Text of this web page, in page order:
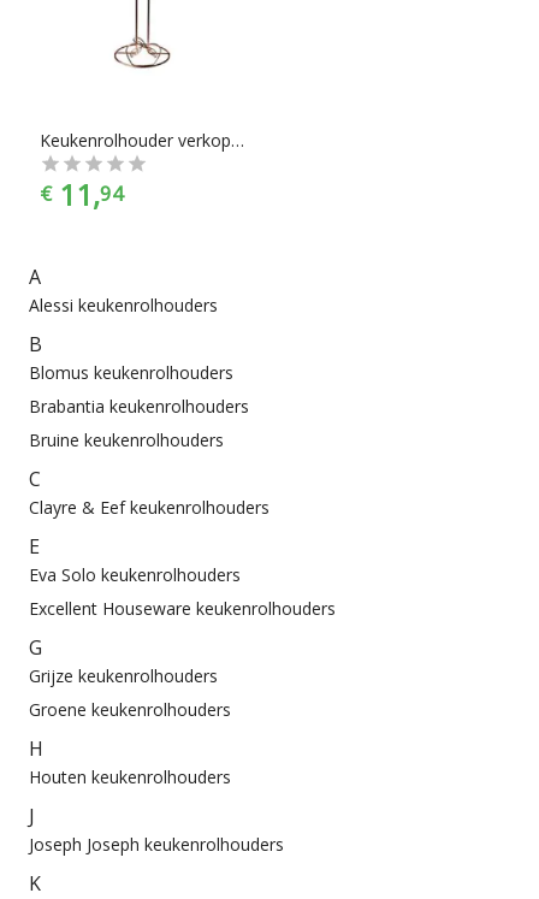
hebt, of een wandkeukenrolhouder, je vindt makkelijk wat je
nodig hebt bij Chef99. Keukenrolhouders zijn er te vinden in
alle prijscategorieën, voor ieder is er wel wat wils. En met ook
Keukenrolhouder verkoperd
€ 11,94
A
Alessi keukenrolhouders
B
Blomus keukenrolhouders
Brabantia keukenrolhouders
Bruine keukenrolhouders
C
Clayre & Eef keukenrolhouders
E
Eva Solo keukenrolhouders
Excellent Houseware keukenrolhouders
G
Grijze keukenrolhouders
Groene keukenrolhouders
H
Houten keukenrolhouders
J
Joseph Joseph keukenrolhouders
K